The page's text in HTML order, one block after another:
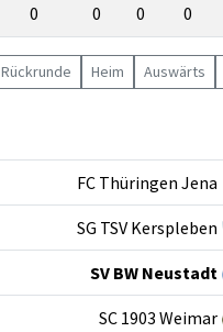
0 0 0 0
Rückrunde Heim Auswärts
FC Thüringen Jena
SG TSV Kerspleben
SV BW Neustadt
SC 1903 Weimar